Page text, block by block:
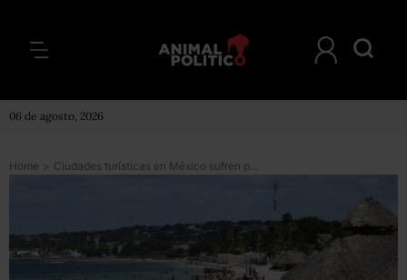
06 de agosto, 2026
Home > Ciudades turísticas en México sufren por la inseguridad y el aumento en alertas de viaje